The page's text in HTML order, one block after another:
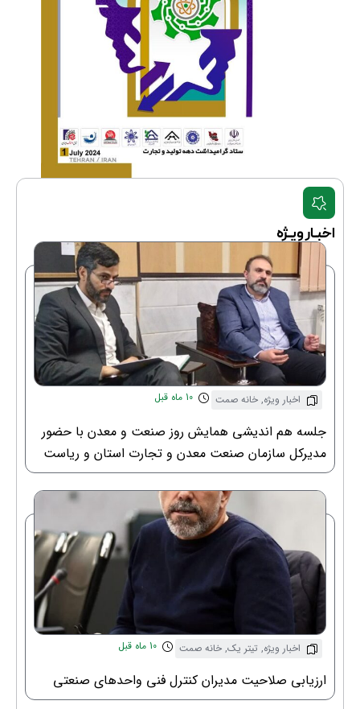
اخبـار ویـژه
اخبار ویژه, خانه صمت 10 ماه قبل
جلسه هم اندیشی همایش روز صنعت و معدن با حضور
مدیرکل سازمان صنعت معدن و تجارت استان و ریاست
خانه صنعت معدن و تجارت استان قم
اخبار ویژه, تیتر یک, خانه صمت 10 ماه قبل
ارزیابی صلاحیت مدیران کنترل فنی واحدهای صنعتی